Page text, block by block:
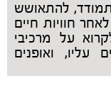
להתאושש
חוויות חיים
על מרכיבי
עליו, ואופנים